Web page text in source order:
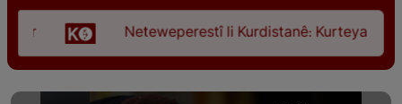
Neteweperestî li Kurdistanê: Kurteya